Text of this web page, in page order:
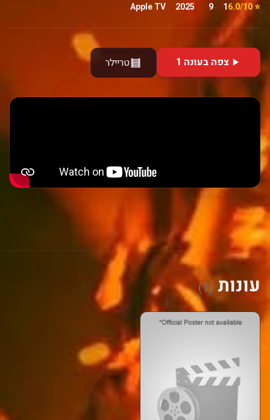
⭐ 6.0/10
1
9
2025
Apple TV
צפה בעונה 1 טריילר
עונות(1)